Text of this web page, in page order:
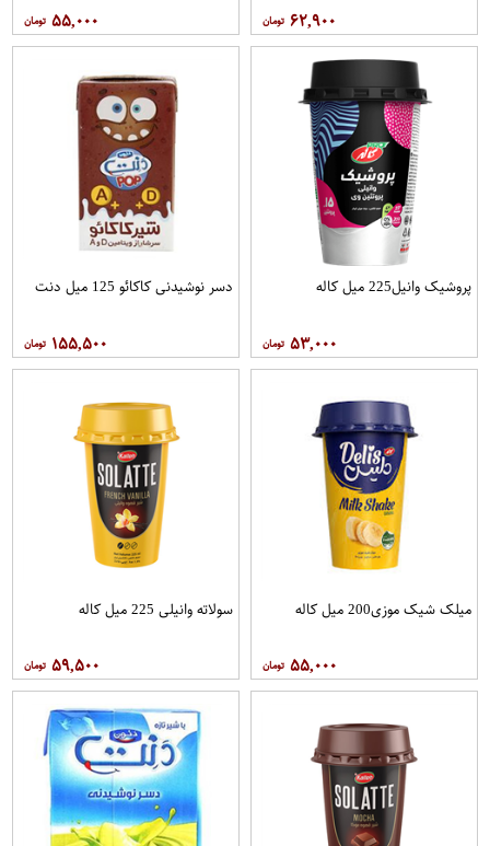
۶۲,۹۰۰ ۵۵,۰۰۰
پروشیک وانیل225 میل کاله
۵۳,۰۰۰
دسر نوشیدنی کاکائو 125 میل دنت
۱۵۵,۵۰۰
میلک شیک موزی200 میل کاله
۵۵,۰۰۰
سولاته وانیلی 225 میل کاله
۵۹,۵۰۰